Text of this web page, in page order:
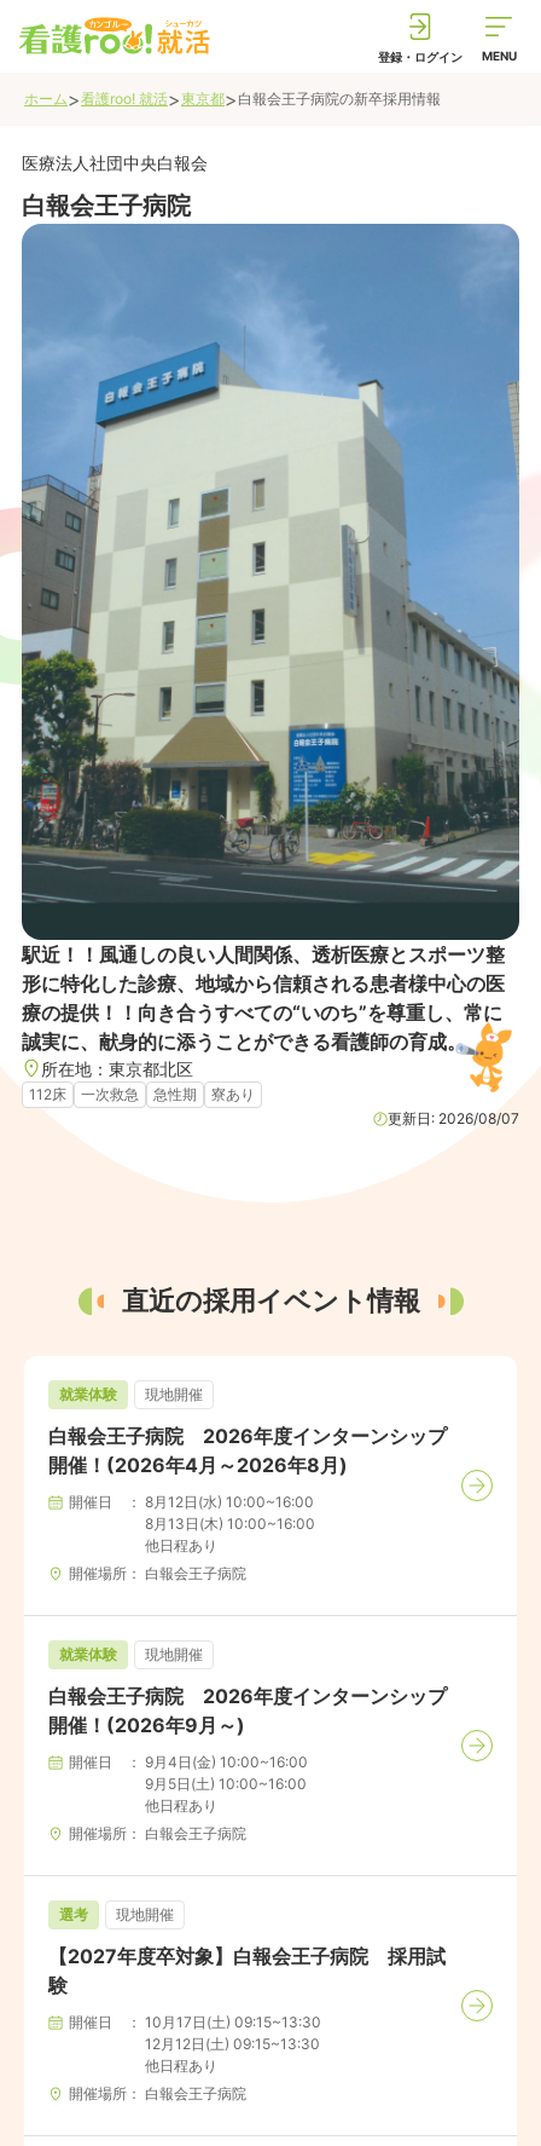
登録・ログイン MENU
ホーム>看護roo! 就活>東京都> 白報会王子病院の新卒採用情報
医療法人社団中央白報会
白報会王子病院
駅近！！風通しの良い人間関係、透析医療とスポーツ整
形に特化した診療、地域から信頼される患者様中心の医
療の提供！！向き合うすべての“いのち”を尊重し、常に
誠実に、献身的に添うことができる看護師の育成。
所在地：東京都北区
112床 一次救急 急性期
寮あり
更新日: 2026/08/07
直近の採用イベント情報
就業体験 現地開催
白報会王子病院 2026年度インターンシップ
開催！(2026年4月～2026年8月)
開催日
8月12日(水) 10:00~16:00
8月13日(木) 10:00~16:00
他日程あり
開催場所
白報会王子病院
就業体験 現地開催
白報会王子病院 2026年度インターンシップ
開催！(2026年9月～)
開催日
9月4日(金) 10:00~16:00
9月5日(土) 10:00~16:00
他日程あり
開催場所
白報会王子病院
選考 現地開催
【2027年度卒対象】白報会王子病院 採用試
験
開催日
10月17日(土) 09:15~13:30
12月12日(土) 09:15~13:30
他日程あり
開催場所
白報会王子病院